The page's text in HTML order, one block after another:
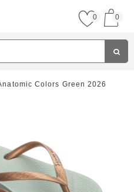
0 0
Colors Green 2026